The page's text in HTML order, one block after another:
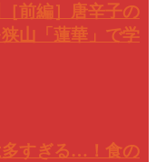
前編］唐辛子の
山「蓮華」で学
多すぎる…！食の